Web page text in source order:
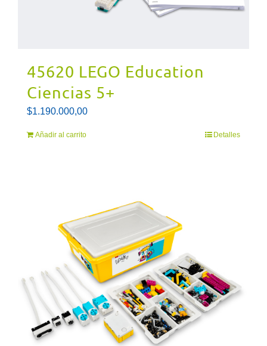
45620 LEGO Education
Ciencias 5+
$1.190.000,00
Añadir al carrito Detalles